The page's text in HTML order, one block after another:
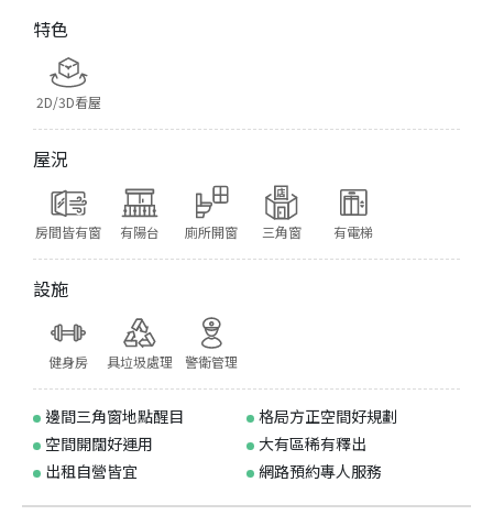
特色
2D/3D看屋
屋況
房間皆有窗 有陽台 廁所開窗 三角窗 有電梯
設施
健身房 具垃圾處理 警衛管理
邊間三角窗地點醒目
格局方正空間好規劃
空間開闊好運用
大有區稀有釋出
出租自營皆宜
網路預約專人服務